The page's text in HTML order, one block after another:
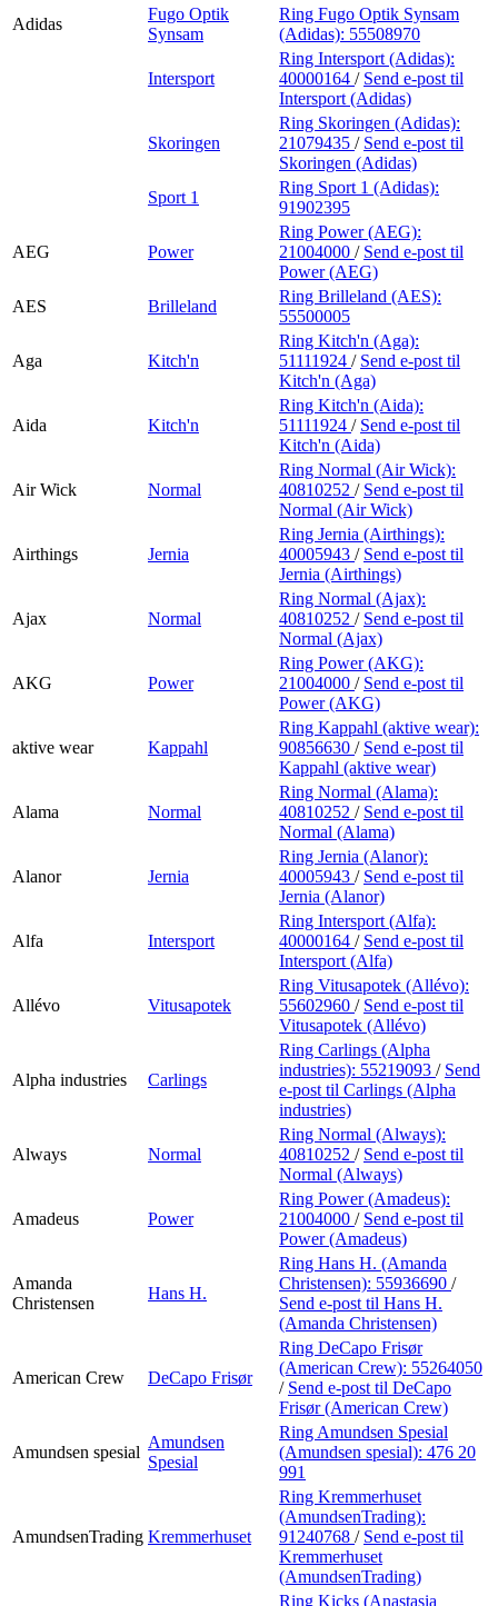
Adidas
Fugo Optik
Synsam
Ring Fugo Optik Synsam
(Adidas): 55508970
Intersport
Ring Intersport (Adidas):
40000164 / Send e-post til
Intersport (Adidas)
Skoringen
Ring Skoringen (Adidas):
21079435 / Send e-post til
Skoringen (Adidas)
Sport 1
Ring Sport 1 (Adidas):
91902395
AEG Power
Ring Power (AEG):
21004000 / Send e-post til
Power (AEG)
AES
Brilleland
Ring Brilleland (AES):
55500005
Aga Kitch'n
Ring Kitch'n (Aga):
51111924 / Send e-post til
Kitch'n (Aga)
Aida Kitch'n
Ring Kitch'n (Aida):
51111924 / Send e-post til
Kitch'n (Aida)
Air Wick Normal
Ring Normal (Air Wick):
40810252 / Send e-post til
Normal (Air Wick)
Airthings Jernia
Ring Jernia (Airthings):
40005943 / Send e-post til
Jernia (Airthings)
Ajax Normal
Ring Normal (Ajax):
40810252 / Send e-post til
Normal (Ajax)
AKG Power
Ring Power (AKG):
21004000 / Send e-post til
Power (AKG)
aktive wear Kappahl
Ring Kappahl (aktive wear):
90856630 / Send e-post til
Kappahl (aktive wear)
Alama Normal
Ring Normal (Alama):
40810252 / Send e-post til
Normal (Alama)
Alanor Jernia
Ring Jernia (Alanor):
40005943 / Send e-post til
Jernia (Alanor)
Alfa Intersport
Ring Intersport (Alfa):
40000164 / Send e-post til
Intersport (Alfa)
Allévo Vitusapotek
Ring Vitusapotek (Allévo):
55602960 / Send e-post til
Vitusapotek (Allévo)
Alpha industries Carlings
Ring Carlings (Alpha
industries): 55219093 / Send
e-post til Carlings (Alpha
industries)
Always Normal
Ring Normal (Always):
40810252 / Send e-post til
Normal (Always)
Amadeus Power
Ring Power (Amadeus):
21004000 / Send e-post til
Power (Amadeus)
Amanda
Christensen
Hans H.
Ring Hans H. (Amanda
Christensen): 55936690 /
Send e-post til Hans H.
(Amanda Christensen)
American Crew DeCapo Frisør
Ring DeCapo Frisør
(American Crew): 55264050
/ Send e-post til DeCapo
Frisør (American Crew)
Amundsen spesial
Amundsen
Spesial
Ring Amundsen Spesial
(Amundsen spesial): 476 20
991
AmundsenTrading Kremmerhuset
Ring Kremmerhuset
(AmundsenTrading):
91240768 / Send e-post til
Kremmerhuset
(AmundsenTrading)
Ring Kicks (Anastasia